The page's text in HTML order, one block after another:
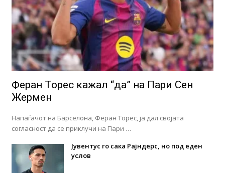
Феран Торес кажал “да” на Пари Сен
Жермен
Напаѓачот на Барселона, Феран Торес, ја дал својата
согласност да се приклучи на Пари …
Јувентус го сака Рајндерс, но под еден
услов